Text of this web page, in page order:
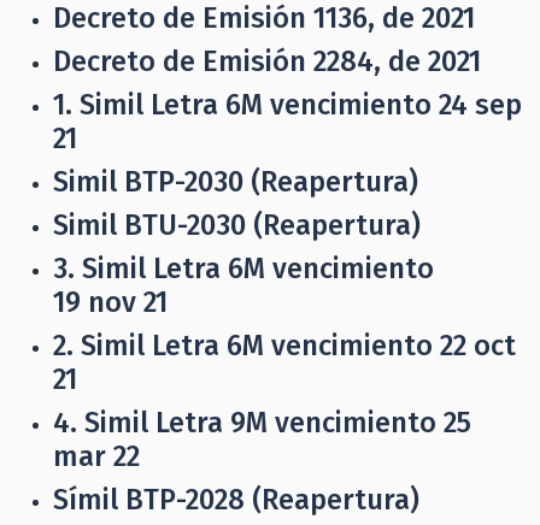
Decreto de Emisión 1136, de 2021
Decreto de Emisión 2284, de 2021
1. Simil Letra 6M vencimiento 24 sep
21
Simil BTP-2030 (Reapertura)
Simil BTU-2030 (Reapertura)
3. Simil Letra 6M vencimiento
19 nov 21
2. Simil Letra 6M vencimiento 22 oct
21
4. Simil Letra 9M vencimiento 25
mar 22
Símil BTP-2028 (Reapertura)